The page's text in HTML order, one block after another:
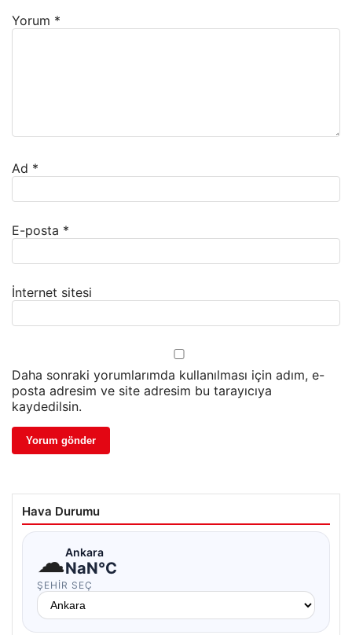
Yorum *
Ad *
E-posta *
İnternet sitesi
Daha sonraki yorumlarımda kullanılması için adım, e-
posta adresim ve site adresim bu tarayıcıya
kaydedilsin.
Hava Durumu
☁Ankara
NaN°C
ŞEHIR SEÇ